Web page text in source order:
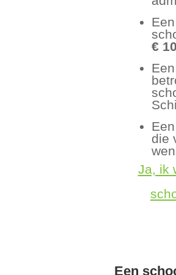
€
die
Ja, ik
Een